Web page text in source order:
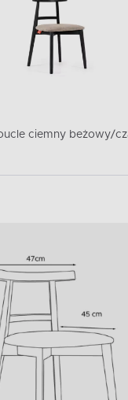
ciemny beżowy/